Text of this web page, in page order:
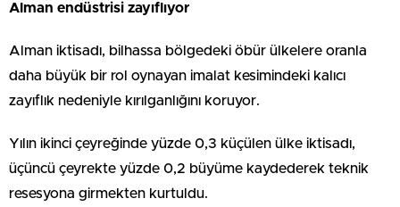
Alman endüstrisi zayıflıyor
Alman iktisadı, bilhassa bölgedeki öbür ülkelere oranla
daha büyük bir rol oynayan imalat kesimindeki kalıcı
zayıflık nedeniyle kırılganlığını koruyor.
Yılın ikinci çeyreğinde yüzde 0,3 küçülen ülke iktisadı,
üçüncü çeyrekte yüzde 0,2 büyüme kaydederek teknik
resesyona girmekten kurtuldu.